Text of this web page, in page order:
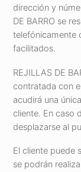
dirección y
DE BARRO se
telefónicamente
facilitados.
REJILLAS DE
contratada con
acudirá una
cliente. En caso
desplazarse al
El cliente puede
se podrán